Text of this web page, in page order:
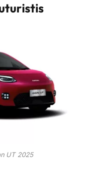
UT 2025